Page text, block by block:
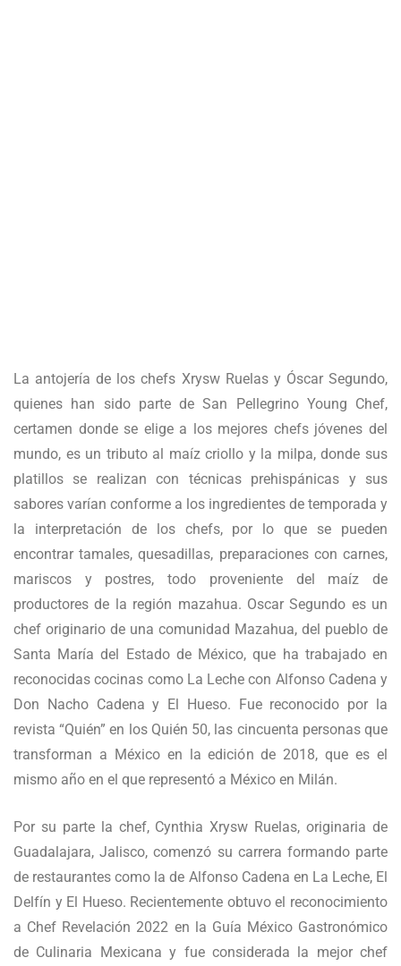
La antojería de los chefs Xrysw Ruelas y Óscar Segundo,
quienes han sido parte de San Pellegrino Young Chef,
certamen donde se elige a los mejores chefs jóvenes del
mundo, es un tributo al maíz criollo y la milpa, donde sus
platillos se realizan con técnicas prehispánicas y sus
sabores varían conforme a los ingredientes de temporada y
la interpretación de los chefs, por lo que se pueden
encontrar tamales, quesadillas, preparaciones con carnes,
mariscos y postres, todo proveniente del maíz de
productores de la región mazahua. Oscar Segundo es un
chef originario de una comunidad Mazahua, del pueblo de
Santa María del Estado de México, que ha trabajado en
reconocidas cocinas como La Leche con Alfonso Cadena y
Don Nacho Cadena y El Hueso. Fue reconocido por la
revista “Quién” en los Quién 50, las cincuenta personas que
transforman a México en la edición de 2018, que es el
mismo año en el que representó a México en Milán.
Por su parte la chef, Cynthia Xrysw Ruelas, originaria de
Guadalajara, Jalisco, comenzó su carrera formando parte
de restaurantes como la de Alfonso Cadena en La Leche, El
Delfín y El Hueso. Recientemente obtuvo el reconocimiento
a Chef Revelación 2022 en la Guía México Gastronómico
de Culinaria Mexicana y fue considerada la mejor chef